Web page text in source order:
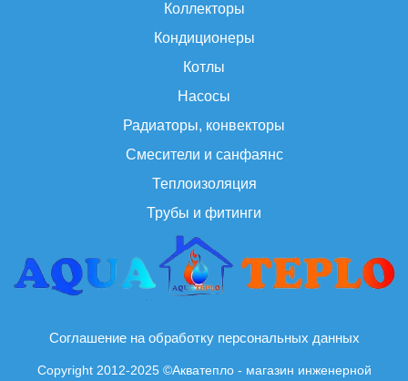
Коллекторы
Кондиционеры
Котлы
Насосы
Радиаторы, конвекторы
Смесители и санфаянс
Теплоизоляция
Трубы и фитинги
Соглашение на обработку персональных данных
Copyright 2012-2025 ©Акватепло - магазин инженерной